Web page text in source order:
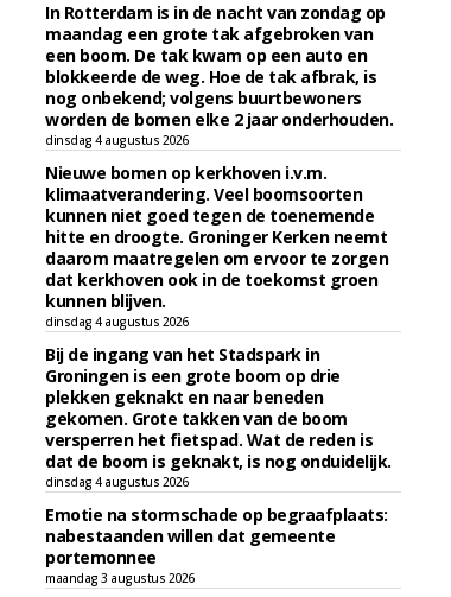
In Rotterdam is in de nacht van zondag op
maandag een grote tak afgebroken van
een boom. De tak kwam op een auto en
blokkeerde de weg. Hoe de tak afbrak, is
nog onbekend; volgens buurtbewoners
worden de bomen elke 2 jaar onderhouden.
dinsdag 4 augustus 2026
Nieuwe bomen op kerkhoven i.v.m.
klimaatverandering. Veel boomsoorten
kunnen niet goed tegen de toenemende
hitte en droogte. Groninger Kerken neemt
daarom maatregelen om ervoor te zorgen
dat kerkhoven ook in de toekomst groen
kunnen blijven.
dinsdag 4 augustus 2026
Bij de ingang van het Stadspark in
Groningen is een grote boom op drie
plekken geknakt en naar beneden
gekomen. Grote takken van de boom
versperren het fietspad. Wat de reden is
dat de boom is geknakt, is nog onduidelijk.
dinsdag 4 augustus 2026
Emotie na stormschade op begraafplaats:
nabestaanden willen dat gemeente
portemonnee
maandag 3 augustus 2026